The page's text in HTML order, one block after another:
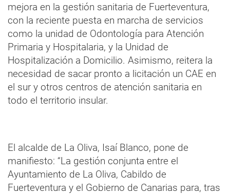
mejora en la gestión sanitaria de Fuerteventura,
con la reciente puesta en marcha de servicios
como la unidad de Odontología para Atención
Primaria y Hospitalaria, y la Unidad de
Hospitalización a Domicilio. Asimismo, reitera la
necesidad de sacar pronto a licitación un CAE en
el sur y otros centros de atención sanitaria en
todo el territorio insular.
El alcalde de La Oliva, Isaí Blanco, pone de
manifiesto: “La gestión conjunta entre el
Ayuntamiento de La Oliva, Cabildo de
Fuerteventura y el Gobierno de Canarias para, tras